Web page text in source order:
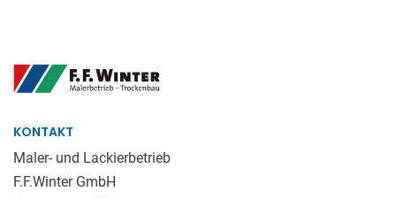
KONTAKT
Maler- und Lackierbetrieb
F.F.Winter GmbH